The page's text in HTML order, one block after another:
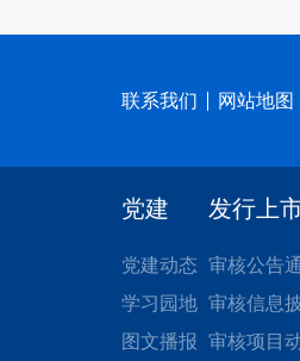
联系我们 网站地图
党建
党建动态
学习园地
图文播报
发行上
审核公告
审核信息
审核项目